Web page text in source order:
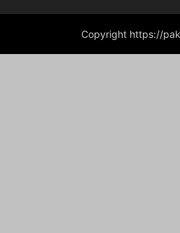
Copyright https://